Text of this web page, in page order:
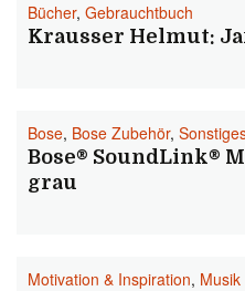
Bücher, Gebrauchtbuch
Krausser Helmut:
Bose, Bose Zubehör,
Bose® SoundLink®
grau
Motivation & Inspiration, Musik